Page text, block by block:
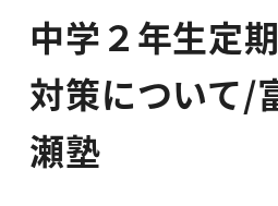
中学２年生定
対策について/
瀬塾